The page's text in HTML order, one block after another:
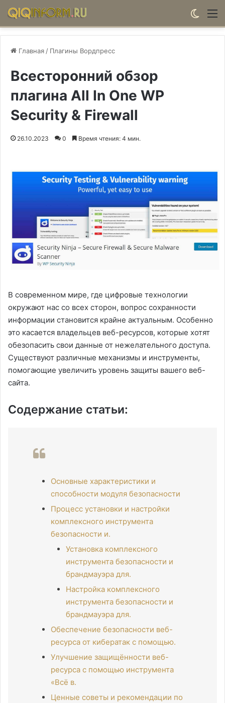
Главная / Плагины Вордпресс
Всесторонний обзор
плагина All In One WP
Security & Firewall
26.10.2023 0 Время чтения: 4 мин.
В современном мире, где цифровые технологии
окружают нас со всех сторон, вопрос сохранности
информации становится крайне актуальным. Особенно
это касается владельцев веб-ресурсов, которые хотят
обезопасить свои данные от нежелательного доступа.
Существуют различные механизмы и инструменты,
помогающие увеличить уровень защиты вашего веб-
сайта.
Содержание статьи:
Основные характеристики и
способности модуля безопасности
Процесс установки и настройки
комплексного инструмента
безопасности и.
Установка комплексного
инструмента безопасности и
брандмауэра для.
Настройка комплексного
инструмента безопасности и
брандмауэра для.
Обеспечение безопасности веб-
ресурса от кибератак с помощью.
Улучшение защищённости веб-
ресурса с помощью инструмента
«Всё в.
Ценные советы и рекомендации по